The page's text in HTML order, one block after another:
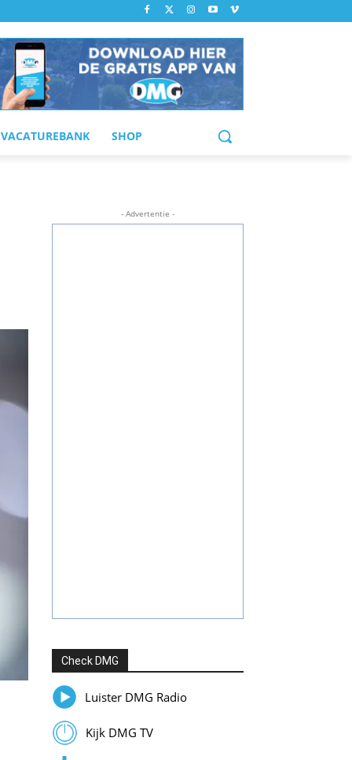
VACATUREBANK SHOP
- Advertentie -
Check DMG
Luister DMG Radio
Kijk DMG TV